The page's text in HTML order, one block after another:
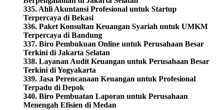
335. Ahli Akuntansi Profesional untuk Startup
Terpercaya di Bekasi
336. Paket Konsultan Keuangan Syariah untuk UMKM
Terpercaya di Bandung
337. Biro Pembukuan Online untuk Perusahaan Besar
Terkini di Jakarta Selatan
338. Layanan Audit Keuangan untuk Perusahaan Besar
Terkini di Yogyakarta
339. Jasa Perencanaan Keuangan untuk Profesional
Terpadu di Depok
340. Biro Pembuatan Laporan untuk Perusahaan
Menengah Efisien di Medan